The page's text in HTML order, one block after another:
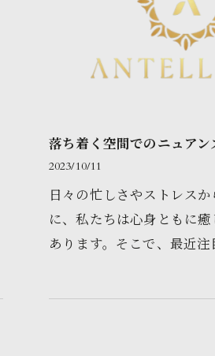
落ち着く空間でのニュアン
2023/10/11
日々の忙しさやストレス
に、私たちは心身ともに
あります。そこで、最近